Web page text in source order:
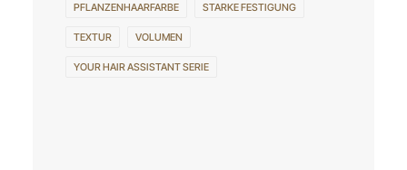
PFLANZENHAARFARBE STARKE FESTIGUNG
TEXTUR VOLUMEN
YOUR HAIR ASSISTANT SERIE